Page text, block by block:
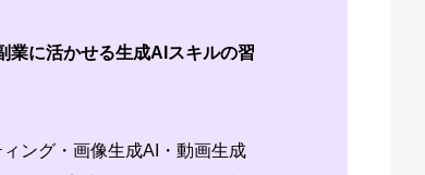
業に活かせる生成AIスキルの習
ング・画像生成AI・動画生成